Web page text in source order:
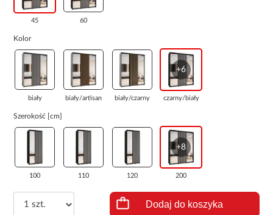
45 60
Kolor
biały biały/artisan biały/czarny
+6
czarny/biały
Szerokość [cm]
100 110 120
+8
200
Dodaj do koszyka